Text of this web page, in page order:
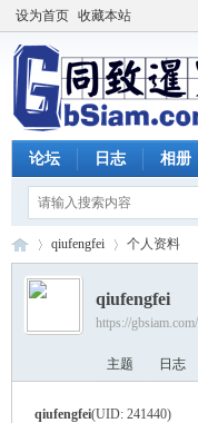
设为首页 收藏本站
论坛 日志 相册
›
qiufengfei 个人资料
qiufengfei
https://
主题 日志
qiufengfei(UID: 241440)